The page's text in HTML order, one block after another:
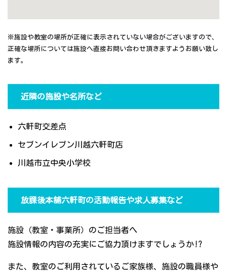
※施設や教室の場所が正確に表示されていない場合がございますので、
正確な場所については施設へ直接お問い合わせ頂きますようお願い致し
ます。
近隣の施設や名所など
六軒町交差点
セブンイレブン川越六軒町店
川越市立中央小学校
放課後本舗六軒町の活動報告や求人募集など
施設（教室・事業所）のご担当者へ
施設情報の内容の充実にご協力頂けますでしょうか!?
また、教室のご利用されているご家族様、施設の職員様や